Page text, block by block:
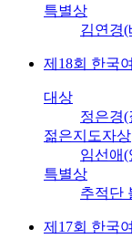
특별상
김연경
제18회 한국
대상
정은경
젊은지도자상
임선애
특별상
추적단
제17회 한국